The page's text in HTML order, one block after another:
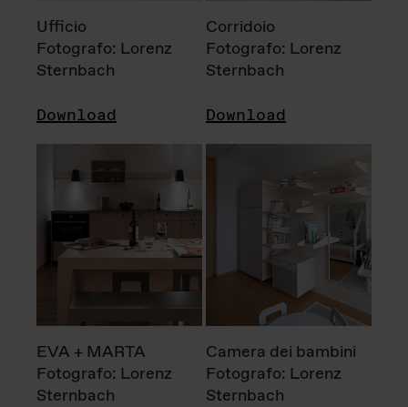
Ufficio
Fotografo: Lorenz
Sternbach
Download
Corridoio
Fotografo: Lorenz
Sternbach
Download
EVA + MARTA
Fotografo: Lorenz
Sternbach
Camera dei bambini
Fotografo: Lorenz
Sternbach